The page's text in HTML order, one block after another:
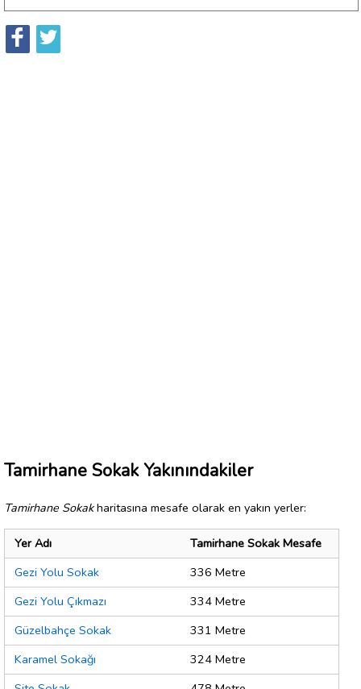
Tamirhane Sokak Yakınındakiler
Tamirhane Sokakharitasına mesafe olarak en yakın yerler:
Yer Adı
Tamirhane Sokak Mesafe
Gezi Yolu Sokak
336 Metre
Gezi Yolu Çıkmazı
334 Metre
Güzelbahçe Sokak
331 Metre
Karamel Sokağı
324 Metre